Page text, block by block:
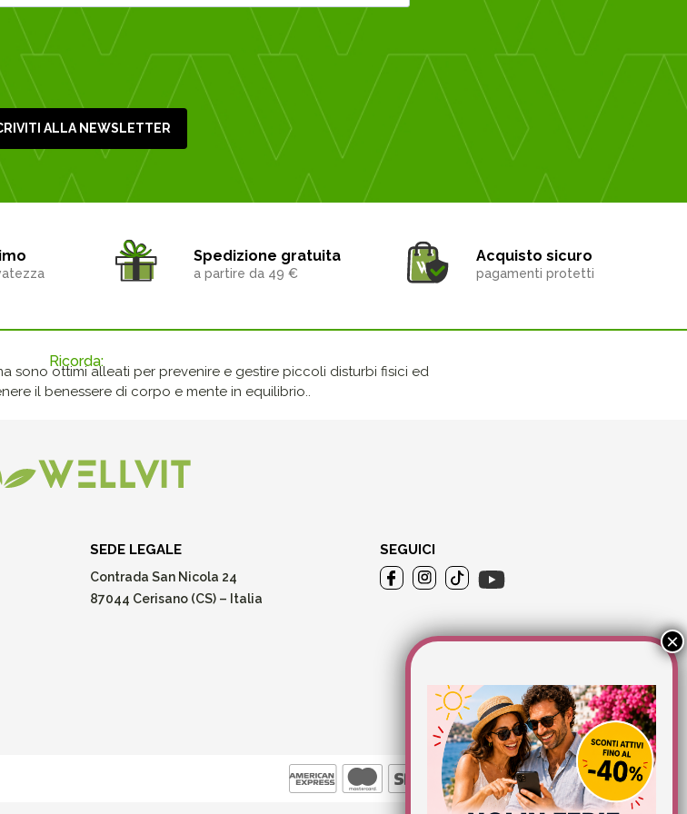
ALLA NEWSLETTER
Spedizione gratuita
a partire da 49 €
Acquisto sicuro
pagamenti protetti
Ricorda:
sono ottimi alleati per prevenire e gestire piccoli disturbi fisici ed
il benessere di corpo e mente in equilibrio..
SEDE LEGALE
Contrada San Nicola 24
87044 Cerisano (CS) – Italia
SEGUICI